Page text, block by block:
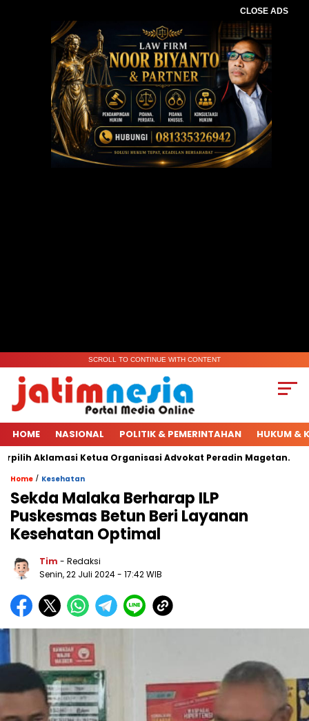
CLOSE ADS
SCROLL TO CONTINUE WITH CONTENT
HOME NASIONAL POLITIK & PEMERINTAHAN HUKUM &
Aklamasi Ketua Organisasi Advokat Peradin Magetan.
Home / Kesehatan
Sekda Malaka Berharap ILP
Puskesmas Betun Beri Layanan
Kesehatan Optimal
Tim - Redaksi
Senin, 22 Juli 2024- 17:42 WIB